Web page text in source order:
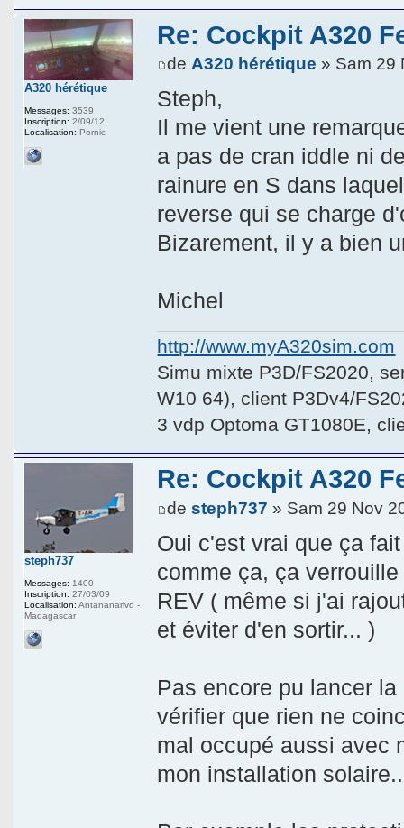
Re: Cockpit A320
deA320 hérétique » Sam 29
Steph,
Il me vient une
a pas de cran iddle ni
rainure en S dans
reverse qui se charge
Bizarement, il y a bien
Michel
http://www.myA320sim.com
Simu mixte P3D/FS2020,
W10 64), client P3Dv4/
3 vdp Optoma GT1080E,
A320 hérétique
Messages: 3539
Inscription: 2/09/12
Localisation: Pornic
Re: Cockpit A320
desteph737 » Sam 29 Nov
Oui c'est vrai que ça
comme ça, ça
REV ( même si j'ai
et éviter d'en sortir... )
Pas encore pu lancer
vérifier que rien ne
mal occupé aussi avec
mon installation
steph737
Messages: 1400
Inscription: 27/03/09
Localisation: Antananarivo -
Madagascar